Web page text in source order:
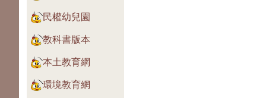
民權幼兒園
教科書版本
本土教育網
環境教育網